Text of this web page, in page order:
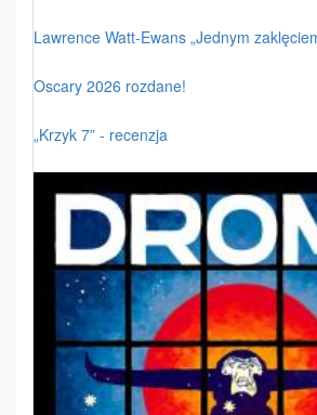
Lawrence Watt-Ewans „Jednym
Oscary 2026 rozdane!
„Krzyk 7” - recenzja